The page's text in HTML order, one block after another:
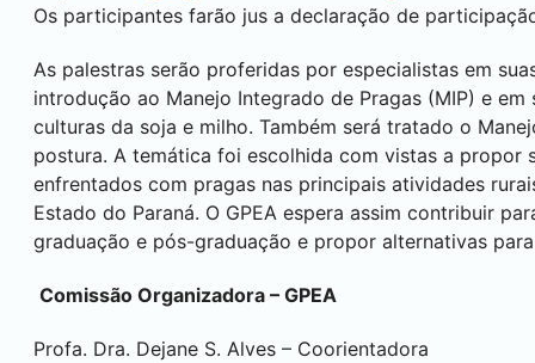
Os participantes farão jus a declaração de
As palestras serão proferidas por especialistas em
introdução ao Manejo Integrado de Pragas (MIP) e
culturas da soja e milho. Também será tratado o
postura. A temática foi escolhida com vistas a propor
enfrentados com pragas nas principais atividades
Estado do Paraná. O GPEA espera assim contribuir
graduação e pós-graduação e propor alternativas
Comissão Organizadora – GPEA
Profa. Dra. Dejane S. Alves – Coorientadora